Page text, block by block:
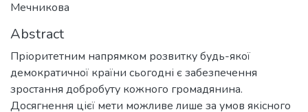
Мечникова
Abstract
Пріоритетним напрямком розвитку будь-якої
демократичної країни сьогодні є забезпечення
зростання добробуту кожного громадянина.
Досягнення цієї мети можливе лише за умов якісного